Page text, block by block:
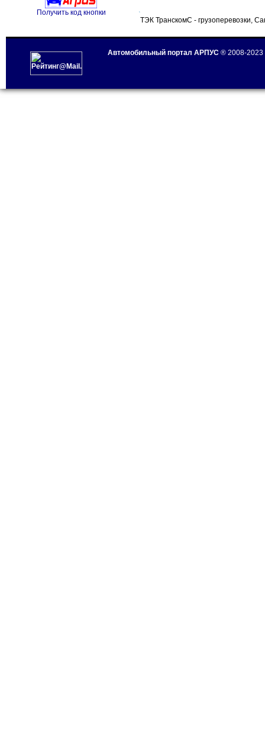
Получить код кнопки
ТЭК ТранскомС - грузоперевозки,
Автомобильный портал АРПУС ® 2008-2023